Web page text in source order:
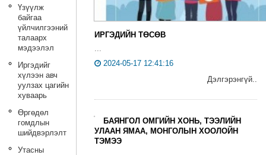
Үзүүлж
байгаа
үйлчилгээний
талаарх
мэдээлэл
Иргэдийг
хүлээн авч
уулзах цагийн
хуваарь
Өргөдөл
гомдлын
шийдвэрлэлт
Утасны
ИРГЭДИЙН ТӨСӨВ
2024-05-17 12:41:16
Дэлгэрэнгүй..
БАЯНГОЛ ОМГИЙН ХОНЬ, ТЭЭЛИЙН
УЛААН ЯМАА, МОНГОЛЫН ХООЛОЙН
ТЭМЭЭ